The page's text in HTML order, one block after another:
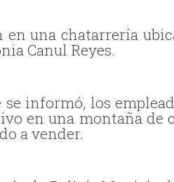
en una chatarrería
Canul Reyes.
se informó, los
en una montaña de
a vender.